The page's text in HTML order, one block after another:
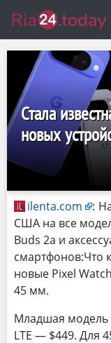
Стала
новых
ilenta.com :
США на все
Buds 2a и
смартфонов:Что
новые Pixel
45 мм.
Младшая модель
LTE — $449. Для